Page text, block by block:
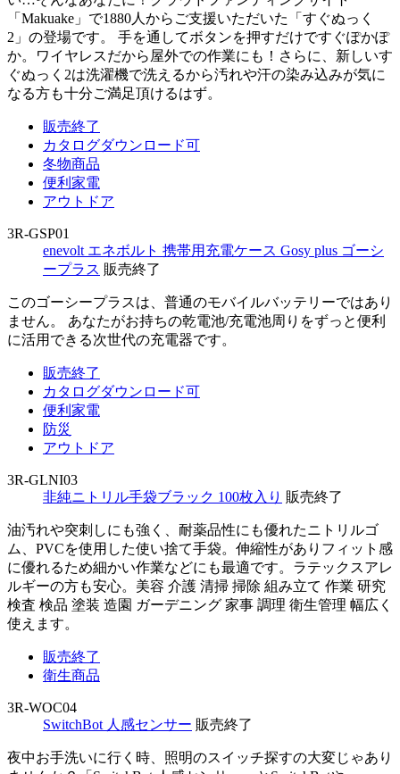
「Makuake」で1880人からご支援いただいた「すぐぬっく
2」の登場です。 手を通してボタンを押すだけですぐぽかぽ
か。ワイヤレスだから屋外での作業にも！さらに、新しいす
ぐぬっく2は洗濯機で洗えるから汚れや汗の染み込みが気に
なる方も十分ご満足頂けるはず。
販売終了
カタログダウンロード可
冬物商品
便利家電
アウトドア
3R-GSP01
enevolt エネボルト 携帯用充電ケース Gosy plus ゴーシ
ープラス 販売終了
このゴーシープラスは、普通のモバイルバッテリーではあり
ません。 あなたがお持ちの乾電池/充電池周りをずっと便利
に活用できる次世代の充電器です。
販売終了
カタログダウンロード可
便利家電
防災
アウトドア
3R-GLNI03
非純ニトリル手袋ブラック 100枚入り 販売終了
油汚れや突刺しにも強く、耐薬品性にも優れたニトリルゴ
ム、PVCを使用した使い捨て手袋。伸縮性がありフィット感
に優れるため細かい作業などにも最適です。ラテックスアレ
ルギーの方も安心。美容 介護 清掃 掃除 組み立て 作業 研究
検査 検品 塗装 造園 ガーデニング 家事 調理 衛生管理 幅広く
使えます。
販売終了
衛生商品
3R-WOC04
SwitchBot 人感センサー 販売終了
夜中お手洗いに行く時、照明のスイッチ探すの大変じゃあり